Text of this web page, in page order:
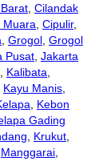
, Cilandak
Muara, Cipulir,
, Grogol, Grogol
Pusat, Jakarta
, Kalibata,
Kayu Manis,
, Kebon
Gading
, Krukut,
Manggarai,